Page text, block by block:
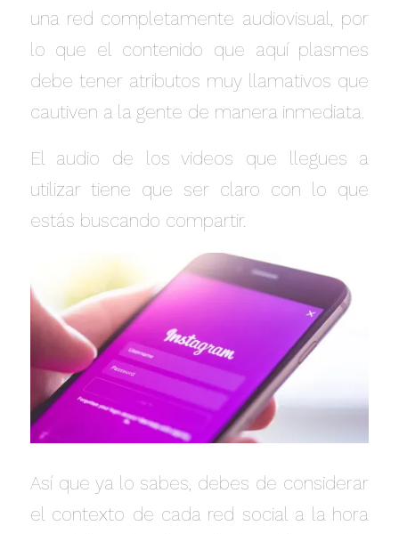
una red completamente audiovisual, por
lo que el contenido que aquí plasmes
debe tener atributos muy llamativos que
cautiven a la gente de manera inmediata.
El audio de los videos que llegues a
utilizar tiene que ser claro con lo que
estás buscando compartir.
Así que ya lo sabes, debes de considerar
el contexto de cada red social a la hora